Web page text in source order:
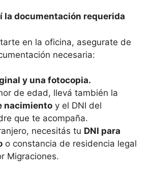
la documentación requerida
en la oficina, asegurate de
necesaria:
y una fotocopia.
de edad, llevá también la
nacimiento y el DNI del
que te acompaña.
necesitás tu DNI para
o constancia de residencia legal
Migraciones.